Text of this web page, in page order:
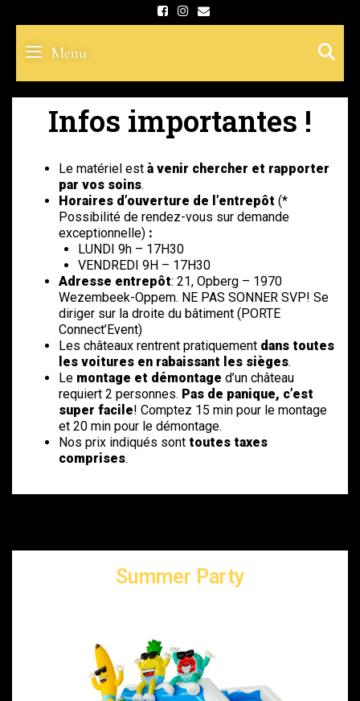
contentMenu
Infos importantes !
Le matériel est à venir chercher et rapporter
par vos soins.
Horaires d’ouverture de l’entrepôt (*
Possibilité de rendez-vous sur demande
exceptionnelle) :
LUNDI 9h – 17H30
VENDREDI 9H – 17H30
Adresse entrepôt: 21, Opberg – 1970
Wezembeek-Oppem. NE PAS SONNER SVP! Se
diriger sur la droite du bâtiment (PORTE
Connect’Event)
Les châteaux rentrent pratiquement dans toutes
les voitures en rabaissant les sièges.
Le montage et démontage d’un château
requiert 2 personnes. Pas de panique, c’est
super facile! Comptez 15 min pour le montage
et 20 min pour le démontage.
Nos prix indiqués sont toutes taxes
comprises.
Summer Party